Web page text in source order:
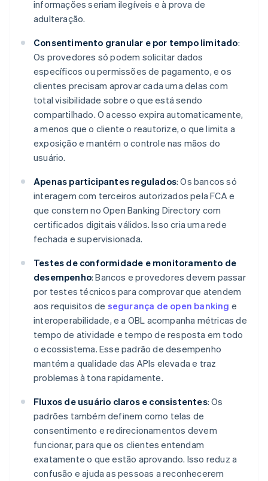
informações seriam ilegíveis e à prova de
adulteração.
Consentimento granular e por tempo limitado:
Os provedores só podem solicitar dados
específicos ou permissões de pagamento, e os
clientes precisam aprovar cada uma delas com
total visibilidade sobre o que está sendo
compartilhado. O acesso expira automaticamente,
a menos que o cliente o reautorize, o que limita a
exposição e mantém o controle nas mãos do
usuário.
Apenas participantes regulados: Os bancos só
interagem com terceiros autorizados pela FCA e
que constem no Open Banking Directory com
certificados digitais válidos. Isso cria uma rede
fechada e supervisionada.
Testes de conformidade e monitoramento de
desempenho: Bancos e provedores devem passar
por testes técnicos para comprovar que atendem
aos requisitos de segurança de open banking e
interoperabilidade, e a OBL acompanha métricas de
tempo de atividade e tempo de resposta em todo
o ecossistema. Esse padrão de desempenho
mantém a qualidade das APIs elevada e traz
problemas à tona rapidamente.
Fluxos de usuário claros e consistentes: Os
padrões também definem como telas de
consentimento e redirecionamentos devem
funcionar, para que os clientes entendam
exatamente o que estão aprovando. Isso reduz a
confusão e ajuda as pessoas a reconhecerem